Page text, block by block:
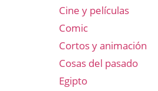
Cine y películas
Comic
Cortos y animación
Cosas del pasado
Egipto